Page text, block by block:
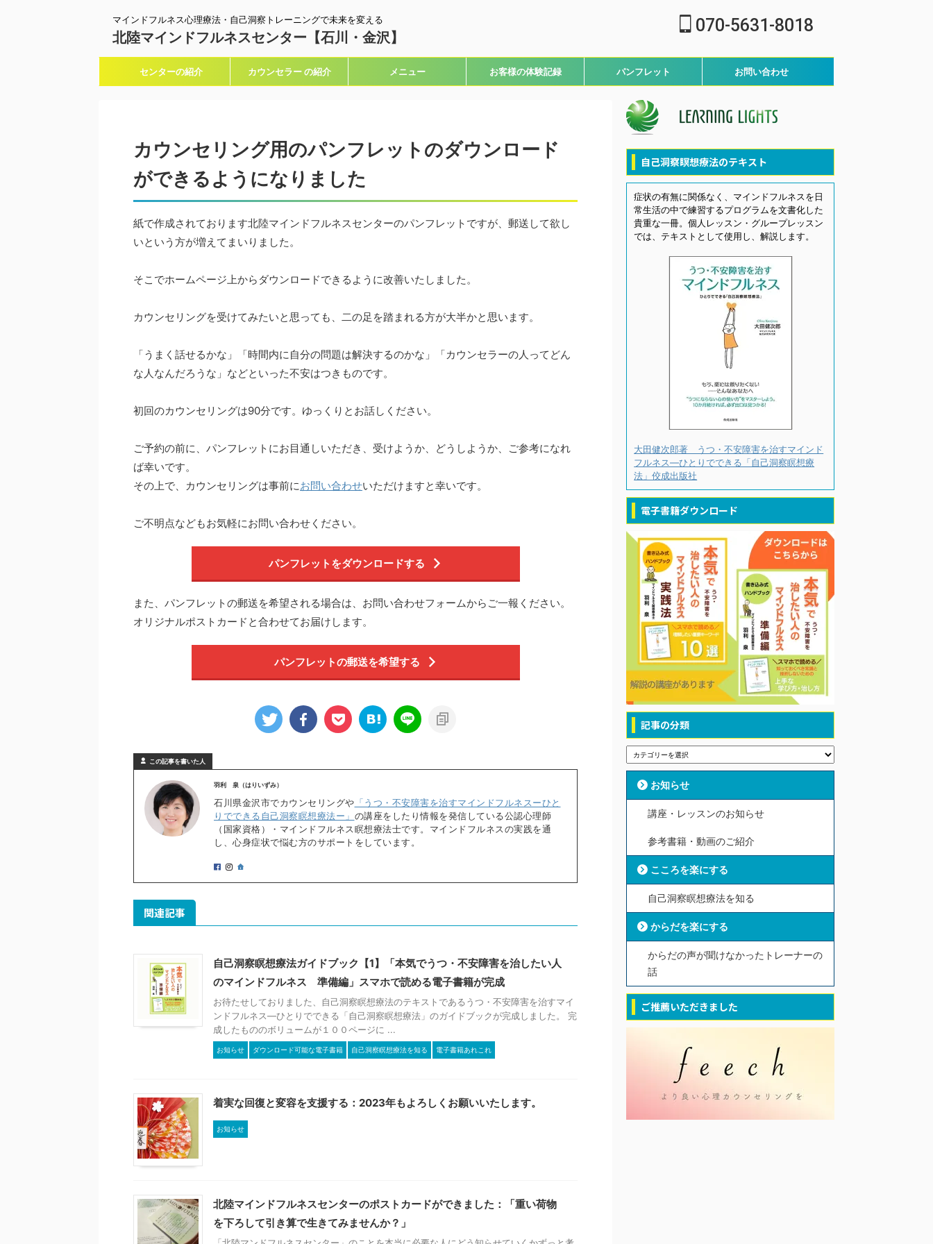
マインドフルネス心理療法・自己洞察トレーニングで未来を変える
北陸マインドフルネスセンター【石川・金沢】
070-5631-8018
センターの紹介 カウンセラー の紹介 メニュー お客様の体験記録 パンフレット お問い合わせ
カウンセリング用のパンフレットのダウンロード
ができるようになりました
紙で作成されております北陸マインドフルネスセンターのパンフレットですが、郵送して欲し
いという方が増えてまいりました。
そこでホームページ上からダウンロードできるように改善いたしました。
カウンセリングを受けてみたいと思っても、二の足を踏まれる方が大半かと思います。
「うまく話せるかな」「時間内に自分の問題は解決するのかな」「カウンセラーの人ってどん
な人なんだろうな」などといった不安はつきものです。
初回のカウンセリングは90分です。ゆっくりとお話しください。
ご予約の前に、パンフレットにお目通しいただき、受けようか、どうしようか、ご参考になれ
ば幸いです。
その上で、カウンセリングは事前にお問い合わせいただけますと幸いです。
ご不明点などもお気軽にお問い合わせください。
パンフレットをダウンロードする
また、パンフレットの郵送を希望される場合は、お問い合わせフォームからご一報ください。
オリジナルポストカードと合わせてお届けします。
パンフレットの郵送を希望する
この記事を書いた人
羽利 泉（はりいずみ）
石川県金沢市でカウンセリングや 「うつ・不安障害を治すマインドフルネスーひと
りでできる自己洞察瞑想療法ー」 の講座をしたり情報を発信している公認心理師
（国家資格）・マインドフルネス瞑想療法士です。マインドフルネスの実践を通
し、心身症状で悩む方のサポートをしています。
関連記事
自己洞察瞑想療法ガイドブック【1】「本気でうつ・不安障害を治したい人
のマインドフルネス 準備編」スマホで読める電子書籍が完成
お待たせしておりました、自己洞察瞑想療法のテキストであるうつ・不安障害を治すマイ
ンドフルネス―ひとりでできる「自己洞察瞑想療法」のガイドブックが完成しました。 完
成したもののボリュームが１００ページに ...
お知らせ ダウンロード可能な電子書籍 自己洞察瞑想療法を知る 電子書籍あれこれ
着実な回復と変容を支援する：2023年もよろしくお願いいたします。
お知らせ
北陸マインドフルネスセンターのポストカードができました：「重い荷物
を下ろして引き算で生きてみませんか？」
自己洞察瞑想療法のテキスト
症状の有無に関係なく、マインドフルネスを日
常生活の中で練習するプログラムを文書化した
貴重な一冊。個人レッスン・グループレッスン
では、テキストとして使用し、解説します。
大田健次郎著 うつ・不安障害を治すマインド
フルネス―ひとりでできる「自己洞察瞑想療
法」佼成出版社
電子書籍ダウンロード
記事の分類
お知らせ
講座・レッスンのお知らせ
参考書籍・動画のご紹介
こころを楽にする
自己洞察瞑想療法を知る
からだを楽にする
からだの声が聞けなかったトレーナーの
話
ご推薦いただきました